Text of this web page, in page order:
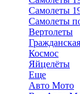
Самолеты
Самолеты
Вертолеты
Космос
Яйцелёты
Еще
Авто Мото